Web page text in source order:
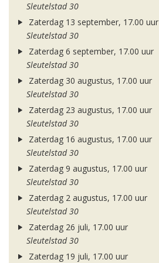
Sleutelstad 30
Zaterdag 13 september, 17.00 uur
Sleutelstad 30
Zaterdag 6 september, 17.00 uur
Sleutelstad 30
Zaterdag 30 augustus, 17.00 uur
Sleutelstad 30
Zaterdag 23 augustus, 17.00 uur
Sleutelstad 30
Zaterdag 16 augustus, 17.00 uur
Sleutelstad 30
Zaterdag 9 augustus, 17.00 uur
Sleutelstad 30
Zaterdag 2 augustus, 17.00 uur
Sleutelstad 30
Zaterdag 26 juli, 17.00 uur
Sleutelstad 30
Zaterdag 19 juli, 17.00 uur